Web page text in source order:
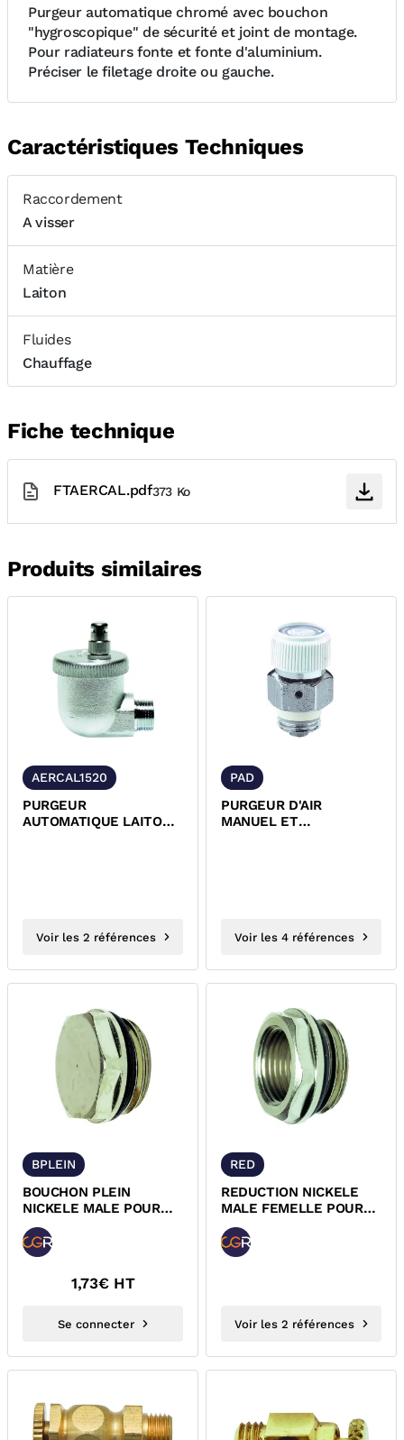
Purgeur automatique chromé avec bouchon
"hygroscopique" de sécurité et joint de montage.
Pour radiateurs fonte et fonte d'aluminium.
Préciser le filetage droite ou gauche.
Caractéristiques Techniques
Raccordement
A visser
Matière
Laiton
Fluides
Chauffage
Fiche technique
FTAERCAL.pdf373 Ko
Produits similaires
AERCAL1520
PURGEUR
AUTOMATIQUE LAITON
Voir les 2 références
PAD
PURGEUR D'AIR
MANUEL ET
Voir les 4 références
BPLEIN
BOUCHON PLEIN
NICKELE MALE POUR
RADIATEUR
1,73€ HT
Se connecter
RED
REDUCTION NICKELE
MALE FEMELLE POUR
RADIATEUR
Voir les 2 références